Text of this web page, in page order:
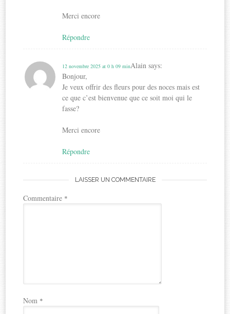
Merci encore
Répondre
Alain says:
12 novembre 2025 at 0 h 09 min
Bonjour,
Je veux offrir des fleurs pour des noces mais est
ce que c’est bienvenue que ce soit moi qui le
fasse?
Merci encore
Répondre
LAISSER UN COMMENTAIRE
Commentaire *
Nom *